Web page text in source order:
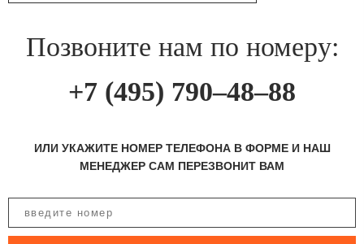
Позвоните нам по номеру:
+7 (495) 790–48–88
ИЛИ УКАЖИТЕ НОМЕР ТЕЛЕФОНА В ФОРМЕ И НАШ
МЕНЕДЖЕР САМ ПЕРЕЗВОНИТ ВАМ